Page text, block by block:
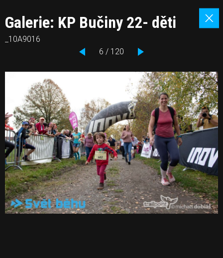
Galerie: KP Bučiny 22- děti
_10A9016
6 / 120